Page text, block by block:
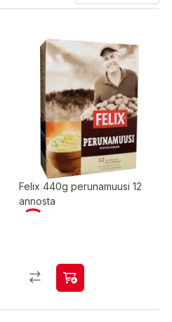
Felix 440g perunamuusi 12
annosta